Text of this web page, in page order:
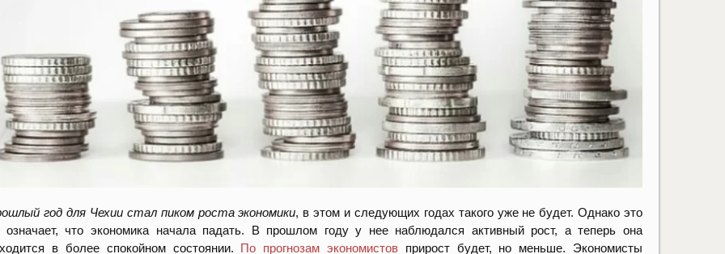
год для Чехии стал пиком роста экономики, в этом и следующих годах такого уже не будет. Однако это
означает, что экономика начала падать. В прошлом году у нее наблюдался активный рост, а теперь она
в более спокойном состоянии. По прогнозам экономистов прирост будет, но меньше. Экономисты